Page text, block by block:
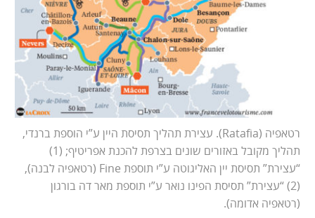
רטאפיה (Ratafia). עצירת תהליך תסיסת היין ע”י הוספת ברנדי,
תהליך מקובל באזורים שונים בצרפת להכנת אפריטיף; (1)
“עצירת” תסיסת יין האליגוטה ע”י תוספת Fine (רטאפיה לבנה),
(2) “עצירת” תסיסת הפינו נואר ע”י תוספת מאר דה בורגון
(רטאפיה אדומה).